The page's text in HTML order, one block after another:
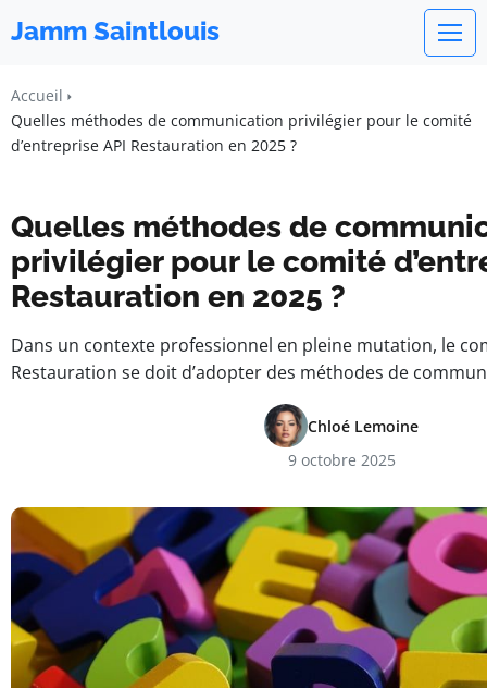
Jamm Saintlouis
Accueil
Quelles méthodes de communication privilégier pour le comité
d’entreprise API Restauration en 2025 ?
Quelles méthodes de
privilégier pour le comité
Restauration en 2025 ?
Dans un contexte professionnel en pleine mutation, le
Restauration se doit d’adopter des méthodes de
Chloé Lemoine
9 octobre 2025